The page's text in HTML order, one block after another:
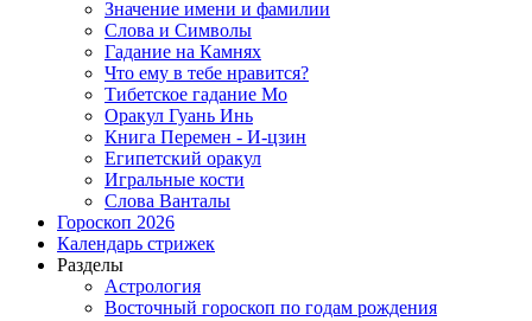
Значение имени и фамилии
Слова и Символы
Гадание на Камнях
Что ему в тебе нравится?
Тибетское гадание Мо
Оракул Гуань Инь
Книга Перемен - И-цзин
Египетский оракул
Игральные кости
Слова Ванталы
Гороскоп 2026
Календарь стрижек
Разделы
Астрология
Восточный гороскоп по годам рождения